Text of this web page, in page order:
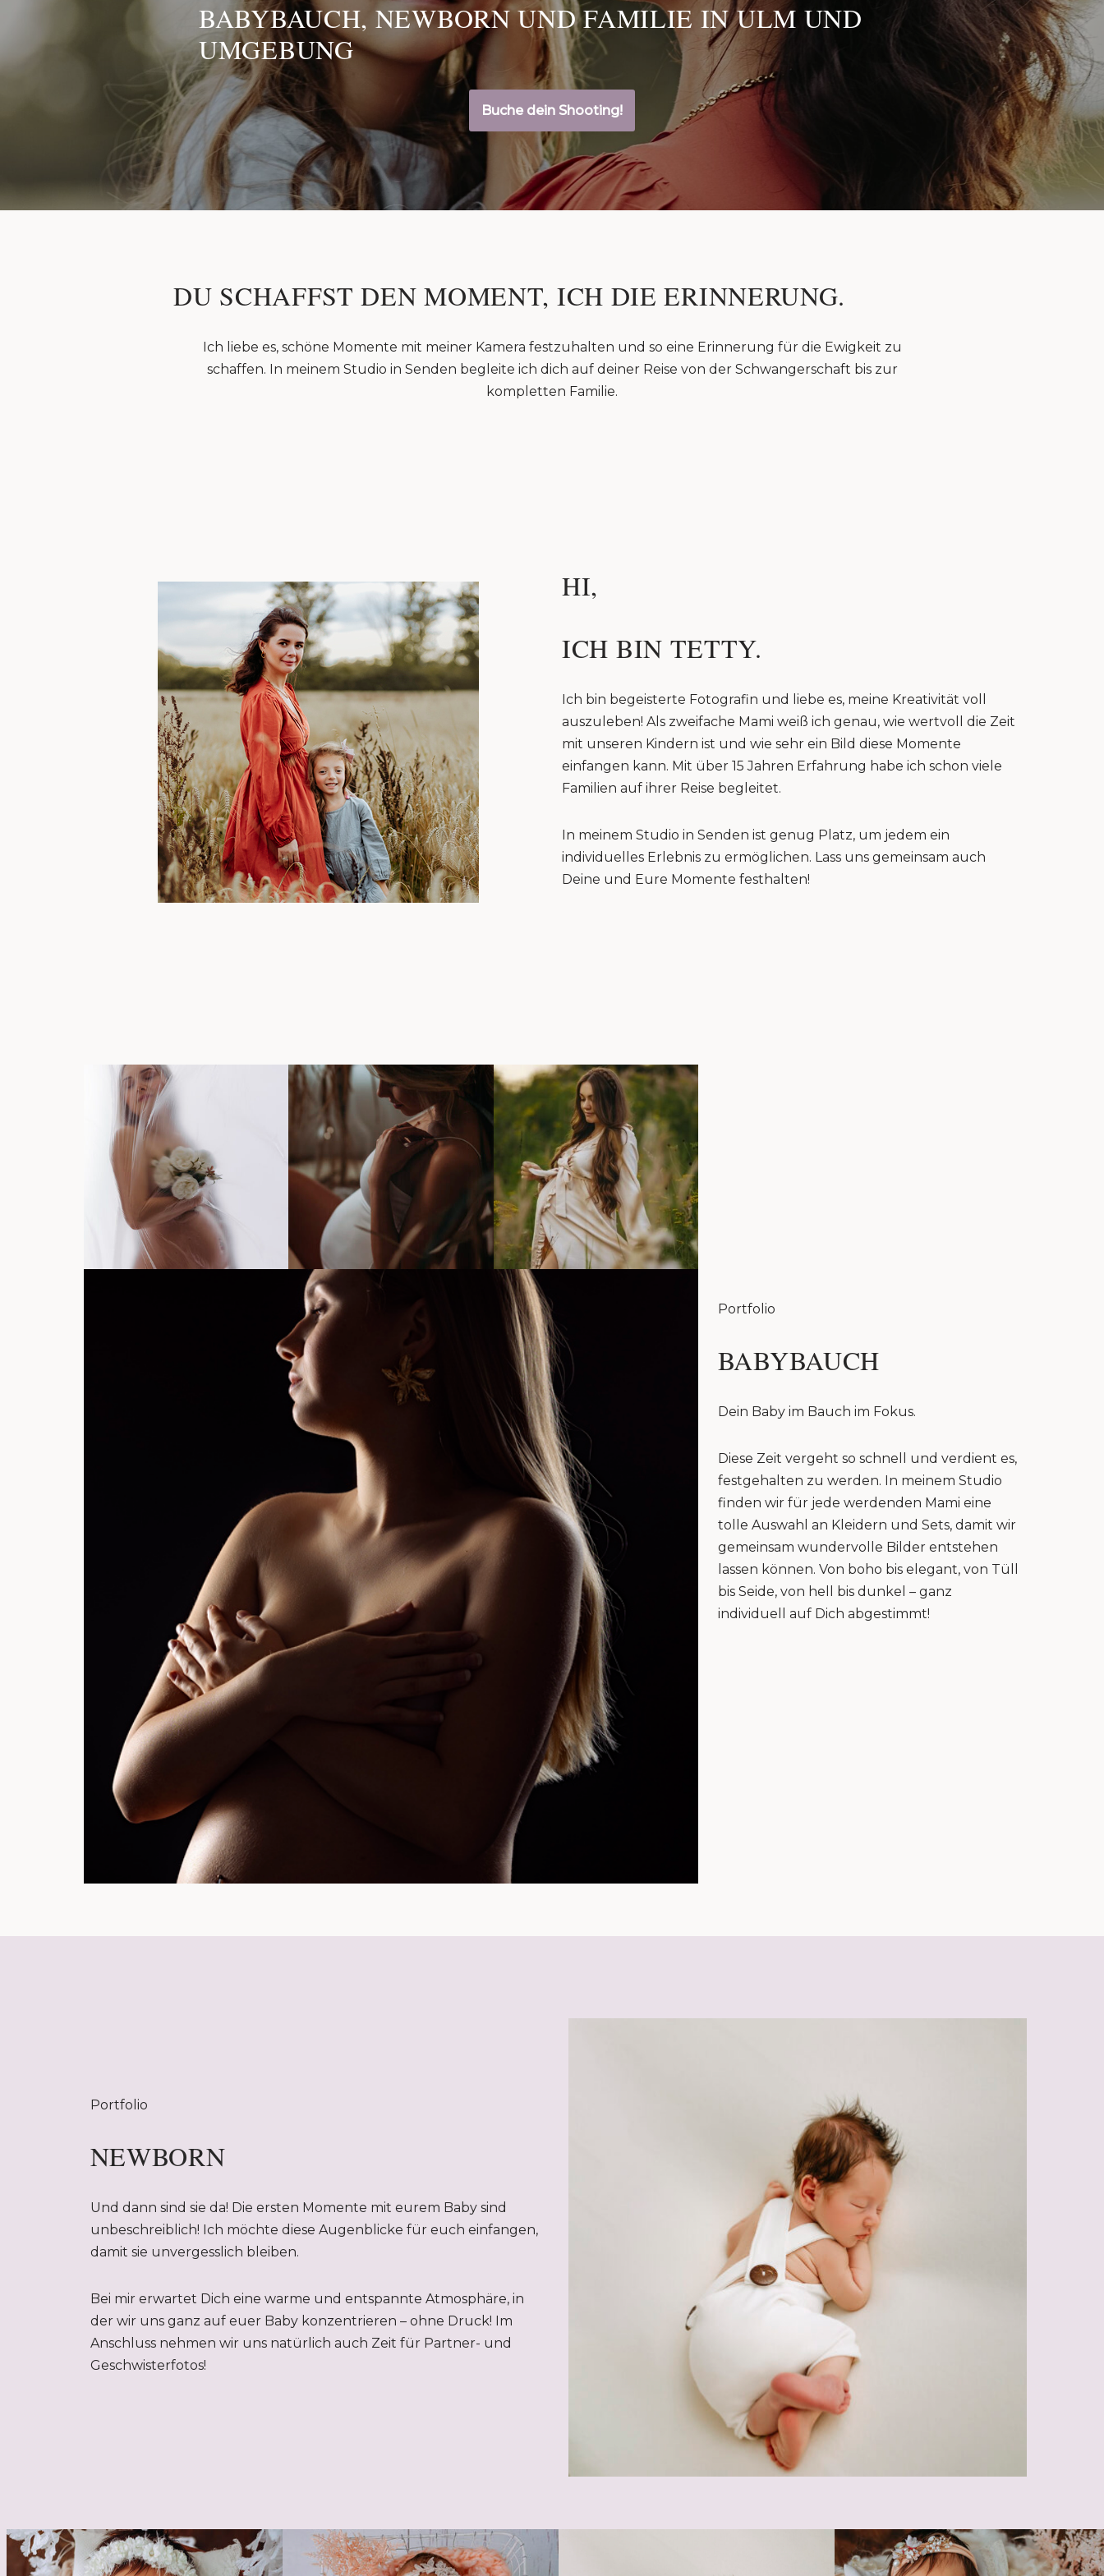
BABYBAUCH, NEWBORN UND FAMILIE IN ULM UND
UMGEBUNG
Buche dein Shooting!
DU SCHAFFST DEN MOMENT, ICH DIE ERINNERUNG.
Ich liebe es, schöne Momente mit meiner Kamera festzuhalten und so eine Erinnerung für die Ewigkeit zu
schaffen. In meinem Studio in Senden begleite ich dich auf deiner Reise von der Schwangerschaft bis zur
kompletten Familie.
HI,
ICH BIN TETTY.
Ich bin begeisterte Fotografin und liebe es, meine Kreativität voll
auszuleben! Als zweifache Mami weiß ich genau, wie wertvoll die Zeit
mit unseren Kindern ist und wie sehr ein Bild diese Momente
einfangen kann. Mit über 15 Jahren Erfahrung habe ich schon viele
Familien auf ihrer Reise begleitet.
In meinem Studio in Senden ist genug Platz, um jedem ein
individuelles Erlebnis zu ermöglichen. Lass uns gemeinsam auch
Deine und Eure Momente festhalten!
Portfolio
BABYBAUCH
Dein Baby im Bauch im Fokus.
Diese Zeit vergeht so schnell und verdient es,
festgehalten zu werden. In meinem Studio
finden wir für jede werdenden Mami eine
tolle Auswahl an Kleidern und Sets, damit wir
gemeinsam wundervolle Bilder entstehen
lassen können. Von boho bis elegant, von Tüll
bis Seide, von hell bis dunkel – ganz
individuell auf Dich abgestimmt!
Portfolio
NEWBORN
Und dann sind sie da! Die ersten Momente mit eurem Baby sind
unbeschreiblich! Ich möchte diese Augenblicke für euch einfangen,
damit sie unvergesslich bleiben.
Bei mir erwartet Dich eine warme und entspannte Atmosphäre, in
der wir uns ganz auf euer Baby konzentrieren – ohne Druck! Im
Anschluss nehmen wir uns natürlich auch Zeit für Partner- und
Geschwisterfotos!